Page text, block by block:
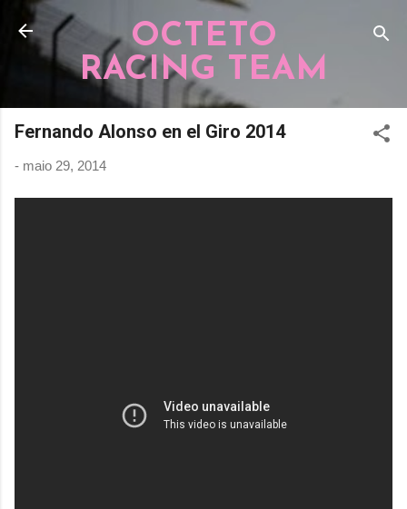
Pular para o conteúdo principal
OCTETO
RACING TEAM
Fernando Alonso en el Giro 2014
- maio 29, 2014